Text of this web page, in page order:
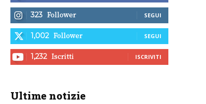
323 Follower SEGUI
1,002 Follower SEGUI
1,232 Iscritti ISCRIVITI
Ultime notizie